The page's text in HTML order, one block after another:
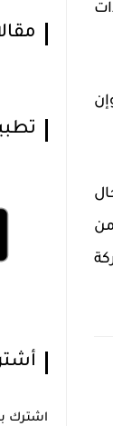
من
التنفيذيين لأكثر من 3000 شركة
اشترك